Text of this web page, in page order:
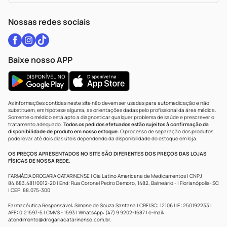
WhatsApp (47) 9202-1687
Nossas redes sociais
Baixe nosso APP
As informações contidas neste site não devem ser usadas para automedicação e não
substituem, em hipótese alguma, as orientações dadas pelo profissional da área médica.
Somente o médico está apto a diagnosticar qualquer problema de saúde e prescrever o
tratamento adequado. Todos os pedidos efetuados estão sujeitos à confirmação da
disponibilidade de produto em nosso estoque.O processo de separação dos produtos
pode levar até dois dias úteis dependendo da disponibilidade do estoque em loja.
OS PREÇOS APRESENTADOS NO SITE SÃO DIFERENTES DOS PREÇOS DAS LOJAS
FÍSICAS DE NOSSA REDE.
FARMÁCIA DROGARIA CATARINENSE | Cia Latino Americana de Medicamentos | CNPJ:
84.683.481/0012-20 | End: Rua Coronel Pedro Demoro, 1482, Balneário - | Florianópolis- SC
| CEP: 88.075-300
Farmacêutica Responsável: Simone de Souza Santana | CRF/SC: 12106 | IE: 250192233 |
AFE: 0.21597-5 | CMVS - 1593 | WhatsApp: (47) 9 9202-1687 | e-mail:
atendimento@drogariacatarinense.com.br.